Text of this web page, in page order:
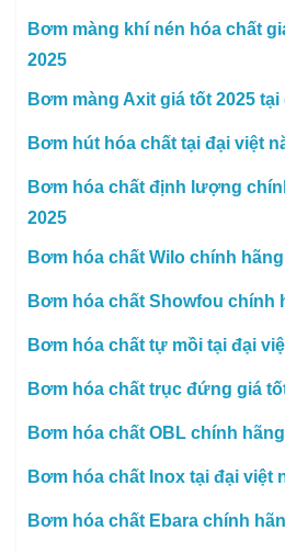
Bơm màng khí nén hóa chất
2025
Bơm màng Axit giá tốt 2025 tại
Bơm hút hóa chất tại đại việt
Bơm hóa chất định lượng
2025
Bơm hóa chất Wilo chính
Bơm hóa chất Showfou chính
Bơm hóa chất tự mồi tại đại
Bơm hóa chất trục đứng giá
Bơm hóa chất OBL chính
Bơm hóa chất Inox tại đại việt
Bơm hóa chất Ebara chính